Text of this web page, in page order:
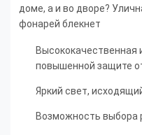
доме, а и во дворе?
фонарей блекнет
Высококачественная
повышенной защите
Яркий свет,
Возможность выбора